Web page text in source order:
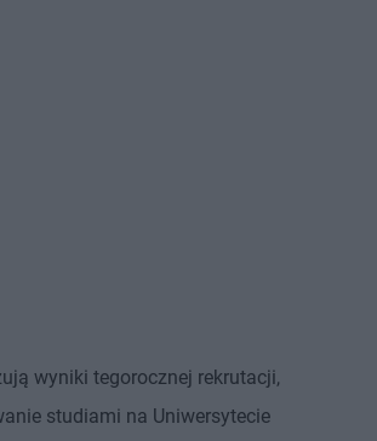
wyniki tegorocznej rekrutacji,
studiami na Uniwersytecie